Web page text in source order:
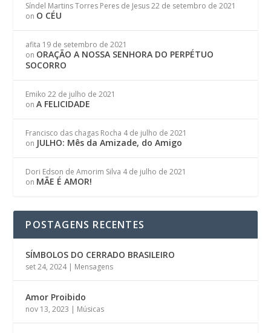
Síndel Martins Torres Peres de Jesus 22 de setembro de 2021
on O CÉU
afita 19 de setembro de 2021
on ORAÇÃO A NOSSA SENHORA DO PERPÉTUO
SOCORRO
Emiko 22 de julho de 2021
onA FELICIDADE
Francisco das chagas Rocha 4 de julho de 2021
on JULHO: Mês da Amizade, do Amigo
Dori Edson de Amorim Silva 4 de julho de 2021
on MÃE É AMOR!
POSTAGENS RECENTES
SÍMBOLOS DO CERRADO BRASILEIRO
set 24, 2024| Mensagens
Amor Proibido
nov 13, 2023 | Músicas